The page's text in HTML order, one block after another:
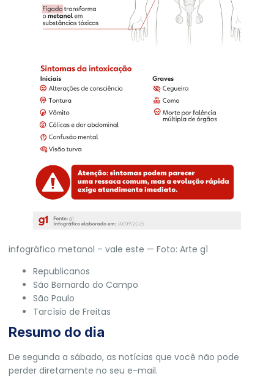
infográfico metanol – vale este — Foto: Arte g1
Republicanos
São Bernardo do Campo
São Paulo
Tarcísio de Freitas
Resumo do dia
De segunda a sábado, as notícias que você não pode
perder diretamente no seu e-mail.